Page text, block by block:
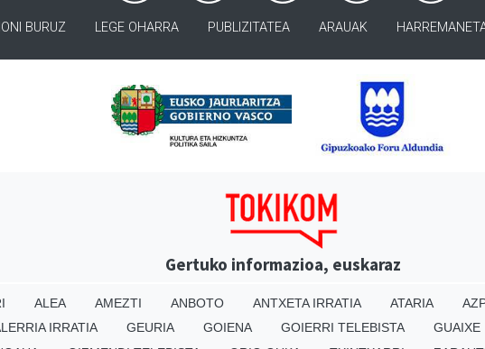
BURUZ LEGE OHARRA PUBLIZITATEA ARAUAK
Gertuko informazioa, euskaraz
ALEA AMEZTI ANBOTO ANTXETA IRRATIA ATARIA
IRRATIA GEURIA GOIENA GOIERRI TELEBISTA
GUAIXE